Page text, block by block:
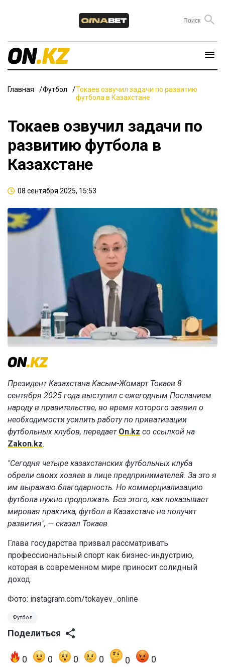
Главная Футбол
Токаев озвучил задачи по развитию
футбола в Казахстане
Токаев озвучил задачи по
развитию футбола в
Казахстане
08 сентября 2025, 15:53
Президент Казахстана Касым-Жомарт Токаев 8
сентября 2025 года выступил с ежегодным Посланием
народу в правительстве, во время которого заявил о
необходимости усилить работу по приватизации
футбольных клубов, передает On.kz со ссылкой на
Zakon.kz.
"Сегодня четыре казахстанских футбольных клуба
обрели своих хозяев в лице предпринимателей. За это я
им выражаю благодарность. Но коммерциализацию
футбола нужно продолжать. Без этого, как показывает
мировая практика, футбол в Казахстане не получит
развития", — сказал Токаев.
Глава государства призвал рассматривать
профессиональный спорт как бизнес-индустрию,
которая в современном мире приносит солидный
доход.
Фото: instagram.com/tokayev_online
Футбол
Поделиться
0 0 0 0 0 0